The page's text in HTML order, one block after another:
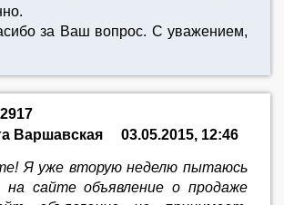
за Ваш вопрос. С уважением,
Варшавская
03.05.2015, 12:46
Я уже вторую неделю пытаюсь
на сайте объявление о продаже